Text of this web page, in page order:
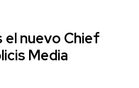
nuevo Chief
Media